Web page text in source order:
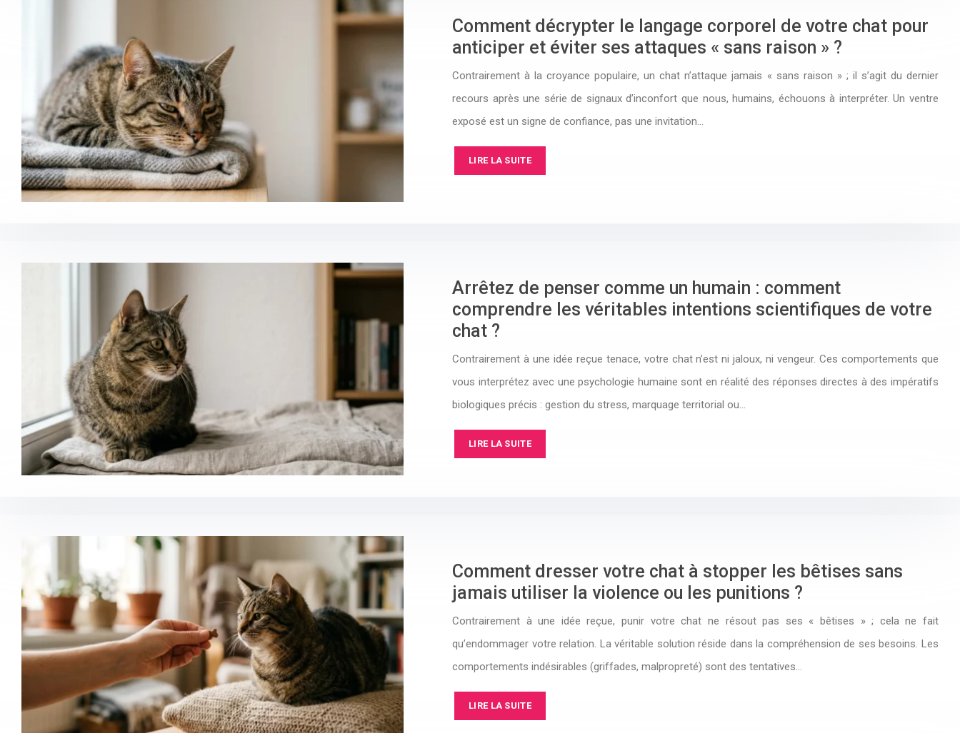
Comment décrypter le langage corporel de votre chat pour
anticiper et éviter ses attaques « sans raison » ?
Contrairement à la croyance populaire, un chat n’attaque jamais « sans raison » ; il s’agit du dernier
recours après une série de signaux d’inconfort que nous, humains, échouons à interpréter. Un ventre
exposé est un signe de confiance, pas une invitation…
LIRE LA SUITE
Arrêtez de penser comme un humain : comment
comprendre les véritables intentions scientifiques de votre
chat ?
Contrairement à une idée reçue tenace, votre chat n’est ni jaloux, ni vengeur. Ces comportements que
vous interprétez avec une psychologie humaine sont en réalité des réponses directes à des impératifs
biologiques précis : gestion du stress, marquage territorial ou…
LIRE LA SUITE
Comment dresser votre chat à stopper les bêtises sans
jamais utiliser la violence ou les punitions ?
Contrairement à une idée reçue, punir votre chat ne résout pas ses « bêtises » ; cela ne fait
qu’endommager votre relation. La véritable solution réside dans la compréhension de ses besoins. Les
comportements indésirables (griffades, malpropreté) sont des tentatives…
LIRE LA SUITE